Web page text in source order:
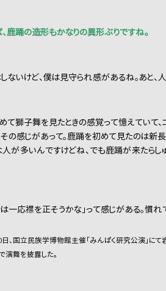
鹿踊の造形もかなりの異形ぶりですね。
ないけど、僕は見守られ感があるね。あと、
て獅子舞を見たときの感覚って憶えていて、
の感じがあって。鹿踊を初めて見たのは新
が多いんですけどね、でも鹿踊が来たらし
は一応襟を正そうかな」って感じがある。慣
日、国立民族学博物館主催「みんぱく研究公演」
舞を披露した。